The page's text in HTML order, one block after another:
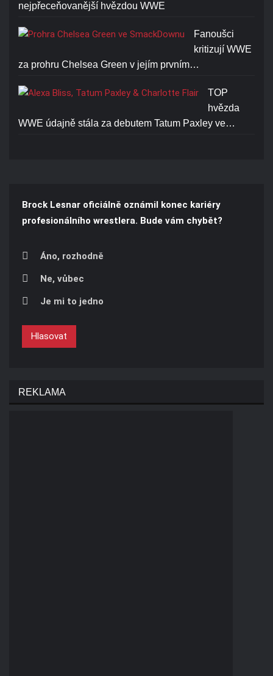
nejpřeceňovanější hvězdou WWE
Fanoušci
kritizují WWE
za prohru Chelsea Green v jejím prvním…
TOP
hvězda
WWE údajně stála za debutem Tatum Paxley ve…
Brock Lesnar oficiálně oznámil konec kariéry
profesionálního wrestlera. Bude vám chybět?
Áno, rozhodně
Ne, vůbec
Je mi to jedno
Hlasovat
REKLAMA